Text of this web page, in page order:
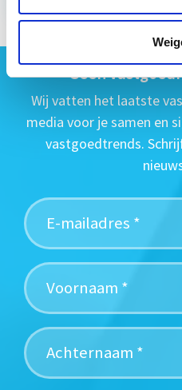
Geen
Wij vatten het laatste
media voor je samen en
vastgoedtrends.